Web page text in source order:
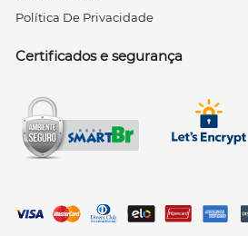
Política De Privacidade
Certificados e segurança